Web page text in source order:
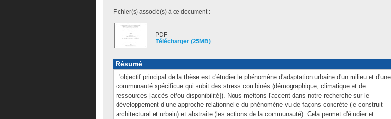
Fichier(s) associé(s) à ce document :
PDF
Télécharger (25MB)
Résumé
L'objectif principal de la thèse est d'étudier le phénomène d'adaptation urbaine d'un milieu et d'une
communauté spécifique qui subit des stress combinés (démographique, climatique et de
ressources [accès et/ou disponibilité]). Nous mettons l'accent dans notre recherche sur le
développement d’une approche relationnelle du phénomène vu de façons concrète (le construit
architectural et urbain) et abstraite (les actions de la communauté). Cela permet d'étudier et